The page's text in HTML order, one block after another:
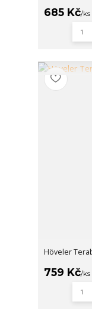
685 Kč/ks
Höveler
759 Kč/ks